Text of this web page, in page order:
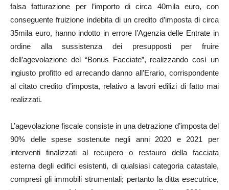
falsa fatturazione per l’importo di circa 40mila euro, con
conseguente fruizione indebita di un credito d’imposta di circa
35mila euro, hanno indotto in errore l’Agenzia delle Entrate in
ordine alla sussistenza dei presupposti per fruire
dell’agevolazione del “Bonus Facciate”, realizzando così un
ingiusto profitto ed arrecando danno all’Erario, corrispondente
al citato credito d’imposta, relativo a lavori edilizi di fatto mai
realizzati.
L’agevolazione fiscale consiste in una detrazione d’imposta del
90% delle spese sostenute negli anni 2020 e 2021 per
interventi finalizzati al recupero o restauro della facciata
esterna degli edifici esistenti, di qualsiasi categoria catastale,
compresi gli immobili strumentali; pertanto la ditta esecutrice,